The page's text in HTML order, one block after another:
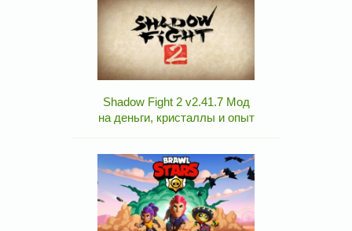
Shadow Fight 2 v2.41.7 Мод
на деньги, кристаллы и опыт